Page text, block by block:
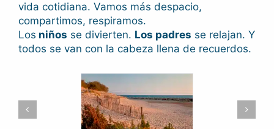
vida cotidiana. Vamos más despacio,
compartimos, respiramos.
Los niños se divierten. Los padres se relajan. Y
todos se van con la cabeza llena de recuerdos.